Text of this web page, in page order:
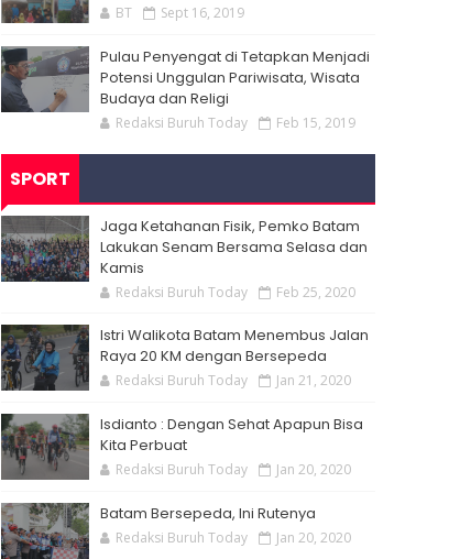
BT Sept 16, 2019
Pulau Penyengat di Tetapkan Menjadi
Potensi Unggulan Pariwisata, Wisata
Budaya dan Religi
Redaksi Buruh Today Feb 15, 2019
SPORT
Jaga Ketahanan Fisik, Pemko Batam
Lakukan Senam Bersama Selasa dan
Kamis
Redaksi Buruh Today Feb 25, 2020
Istri Walikota Batam Menembus Jalan
Raya 20 KM dengan Bersepeda
Redaksi Buruh Today Jan 21, 2020
Isdianto : Dengan Sehat Apapun Bisa
Kita Perbuat
Redaksi Buruh Today Jan 20, 2020
Batam Bersepeda, Ini Rutenya
Redaksi Buruh Today Jan 20, 2020